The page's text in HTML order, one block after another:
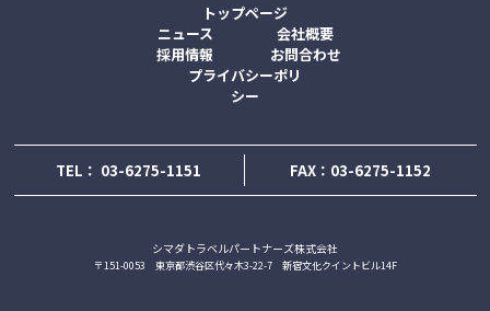
トップページ
ニュース
会社概要
採用情報
お問合わせ
プライバシーポリ
シー
TEL： 03-6275-1151 FAX：03-6275-1152
シマダトラベルパートナーズ株式会社
〒151-0053 東京都渋谷区代々木3-22-7 新宿文化クイントビル14F